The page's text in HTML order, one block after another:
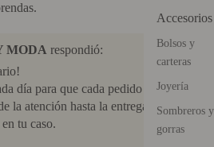
Accesorios
Bolsos y
carteras
Joyería
Sombreros y
gorras
MODA respondió:
día para que cada pedido cumpla
la atención hasta la entrega. Nos
tu caso.